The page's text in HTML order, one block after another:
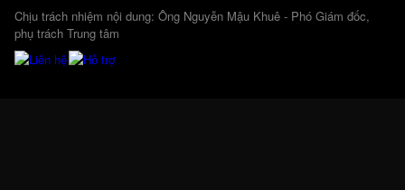
Chịu trách nhiệm nội dung: Ông Nguyễn Mậu Khuê - Phó Giám đốc,
phụ trách Trung tâm